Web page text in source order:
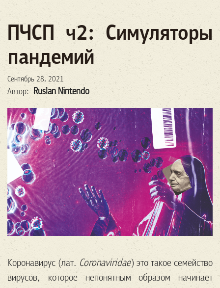
ПЧСП ч2: Симуляторы
пандемий
Сентябрь 28, 2021
Автор: Ruslan Nintendo
Коронавирус (лат. Coronaviridae) это такое семейство
вирусов, которое непонятным образом начинает